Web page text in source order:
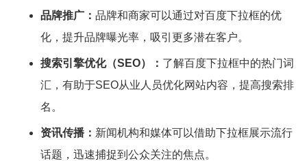
品牌推广： 品牌和商家可以通过对百度下拉框的优
化，提升品牌曝光率，吸引更多潜在客户。
搜索引擎优化（SEO）： 了解百度下拉框中的热门词
汇，有助于SEO从业人员优化网站内容，提高搜索排
名。
资讯传播： 新闻机构和媒体可以借助下拉框展示流行
话题，迅速捕捉到公众关注的焦点。